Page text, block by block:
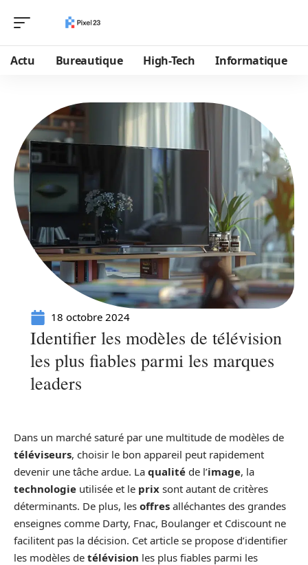
Actu Bureautique High-Tech Informatique
18 octobre 2024
Identifier les modèles de télévision
les plus fiables parmi les marques
leaders
Dans un marché saturé par une multitude de modèles de
téléviseurs, choisir le bon appareil peut rapidement
devenir une tâche ardue. La qualité de l’image, la
technologie utilisée et le prix sont autant de critères
déterminants. De plus, les offres alléchantes des grandes
enseignes comme Darty, Fnac, Boulanger et Cdiscount ne
facilitent pas la décision. Cet article se propose d’identifier
les modèles de télévision les plus fiables parmi les